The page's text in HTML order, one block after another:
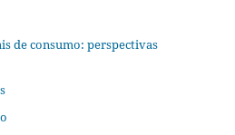
de consumo: perspectivas